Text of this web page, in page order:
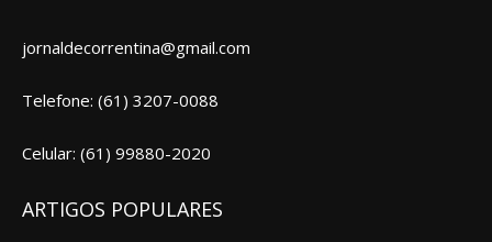
jornaldecorrentina@gmail.com
Telefone: (61) 3207-0088
Celular: (61) 99880-2020
ARTIGOS POPULARES